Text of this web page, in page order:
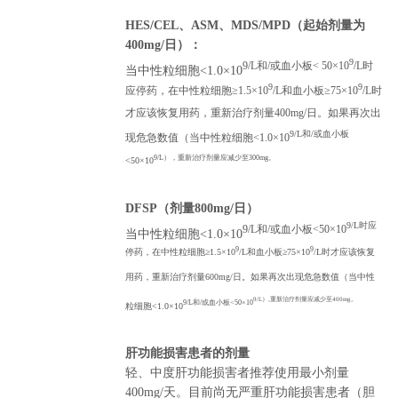
HES/CEL、ASM、MDS/MPD（起始剂量为
400mg/日）：
当中性粒细胞<1.0×109/L和/或血小板< 50×109/L时
应停药，在中性粒细胞≥1.5×109/L和血小板≥75×109/L时
才应该恢复用药，重新治疗剂量400mg/日。如果再次出
现危急数值（当中性粒细胞<1.0×109/L和/或血小板
<50×109/L），重新治疗剂量应减少至300mg。
DFSP（剂量800mg/日）
当中性粒细胞<1.0×109/L和/或血小板<50×109/L时应
停药，在中性粒细胞≥1.5×109/L和血小板≥75×109/L时才应该恢复
用药，重新治疗剂量600mg/日。如果再次出现危急数值（当中性
粒细胞<1.0×109/L和/或血小板<50×109/L）,重新治疗剂量应减少至400mg。
肝功能损害患者的剂量
轻、中度肝功能损害者推荐使用最小剂量
400mg/天。目前尚无严重肝功能损害患者（胆